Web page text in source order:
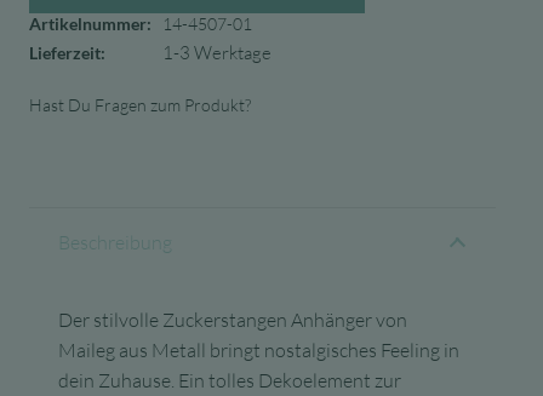
Artikelnummer:
14-4507-01
Lieferzeit:
1-3 Werktage
Hast Du Fragen zum Produkt?
Beschreibung
Der stilvolle Zuckerstangen Anhänger von
Maileg aus Metall bringt nostalgisches Feeling in
dein Zuhause. Ein tolles Dekoelement zur